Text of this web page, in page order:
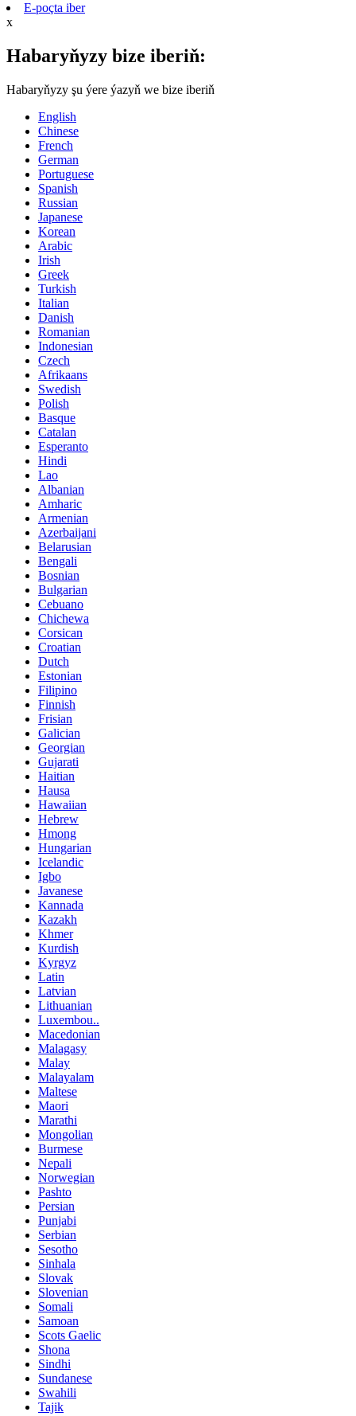
E-poçta iber
x
Habaryňyzy bize iberiň:
Habaryňyzy şu ýere ýazyň we bize iberiň
English
Chinese
French
German
Portuguese
Spanish
Russian
Japanese
Korean
Arabic
Irish
Greek
Turkish
Italian
Danish
Romanian
Indonesian
Czech
Afrikaans
Swedish
Polish
Basque
Catalan
Esperanto
Hindi
Lao
Albanian
Amharic
Armenian
Azerbaijani
Belarusian
Bengali
Bosnian
Bulgarian
Cebuano
Chichewa
Corsican
Croatian
Dutch
Estonian
Filipino
Finnish
Frisian
Galician
Georgian
Gujarati
Haitian
Hausa
Hawaiian
Hebrew
Hmong
Hungarian
Icelandic
Igbo
Javanese
Kannada
Kazakh
Khmer
Kurdish
Kyrgyz
Latin
Latvian
Lithuanian
Luxembou..
Macedonian
Malagasy
Malay
Malayalam
Maltese
Maori
Marathi
Mongolian
Burmese
Nepali
Norwegian
Pashto
Persian
Punjabi
Serbian
Sesotho
Sinhala
Slovak
Slovenian
Somali
Samoan
Scots Gaelic
Shona
Sindhi
Sundanese
Swahili
Tajik